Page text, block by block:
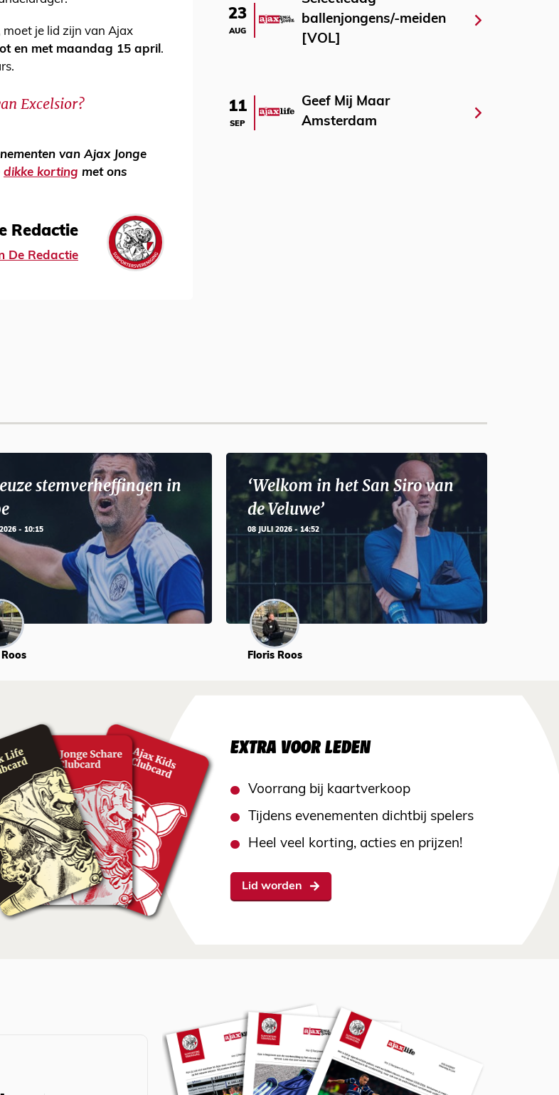
moet je lid zijn van Ajax
en met maandag 15 april.
Excelsior?
van Ajax Jonge
dikke korting met ons
Redactie
De Redactie
23
AUG
ballenjongens/-meiden
[VOL]
11
SEP
Geef Mij Maar
Amsterdam
stemverheffingen in
- 10:15
‘Welkom in het San Siro van
de Veluwe’
08 JULI 2026 - 14:52
Floris Roos
EXTRA VOOR LEDEN
Voorrang bij kaartverkoop
Tijdens evenementen dichtbij spelers
Heel veel korting, acties en prijzen!
Lid worden